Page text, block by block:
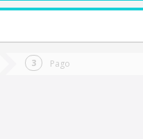
de
Pago